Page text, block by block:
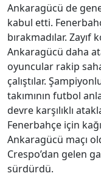
Ankaragücü de
kabul etti.
bırakmadılar.
Ankaragücü daha
oyuncular rakip
çalıştılar.
takımının futbol
devre karşılıklı
Fenerbahçe için
Ankaragücü maçı
Crespo’dan gelen
sürdürdü.